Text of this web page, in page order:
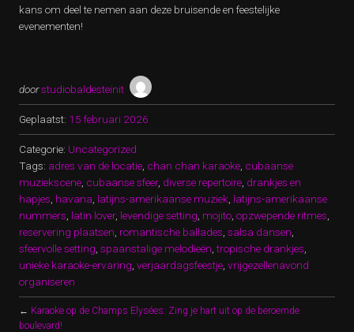
kans om deel te nemen aan deze bruisende en feestelijke
evenementen!
doorstudiobaldesteinit
Geplaatst: 15 februari 2026
Categorie: Uncategorized
Tags: adres van de locatie chan chan karaoke cubaanse
muziekscene cubaanse sfeer, diverse repertoire drankjes en
hapjes havana latijns-amerikaanse muziek latijns-amerikaanse
nummers latin lover, levendige setting mojito opzwepende ritmes
reservering plaatsen romantische ballades salsa dansen
sfeervolle setting spaanstalige melodieën ,tropische drankjes
unieke karaoke-ervaring verjaardagsfeestje vrijgezellenavond
organiseren
← Karaoke op de Champs Elysées: Zing je hart uit op de beroemde
boulevard!